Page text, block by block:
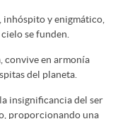
inhóspito y enigmático,
se funden.
convive en armonía
del planeta.
insignificancia del ser
proporcionando una